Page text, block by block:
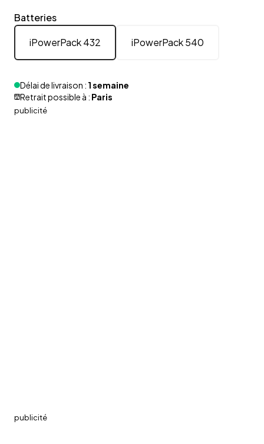
Batteries
iPowerPack 432
iPowerPack 540
Délai de livraison : 1 semaine
Retrait possible à : Paris
publicité
publicité